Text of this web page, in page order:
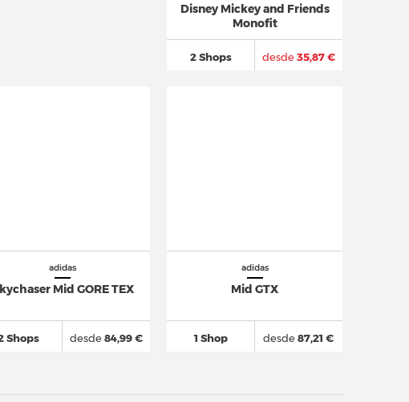
Disney Mickey and Friends
Monofit
2 Shops desde35,87 €
adidas
Mid GORE TEX
Shops desde84,99 €
adidas
Mid GTX
1 Shop desde87,21 €